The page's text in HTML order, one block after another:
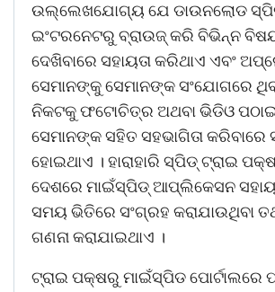
ଉଲ୍ଲେଖଯୋଗ୍ୟ ଯେ ଡାଉନଲୋଡ
ଇଂଟରନେଟରୁ ବ୍ରାଉଜ୍ କରି ବିଭିନ୍ନ
ଦେଖିବାରେ ସହାୟତା କରିଥାଏ ଏବଂ
ସେମାନଙ୍କୁ ସେମାନଙ୍କ ସଂଯୋଗରେ
ନିକଟକୁ ଫଟୋଚିତ୍ର ଅଥବା ଭିଡିଓ
ସେମାନଙ୍କ ସହିତ ସହଭାଗିତା କରିବାରେ
ହୋଇଥାଏ । ହାରାହାରି ସ୍ପିଡ୍ ଟ୍ରାଇ
ଦେଶରେ ମାଇଁସ୍ପିଡ୍ ଆପ୍ଲିକେସନ
ସମୟ ଭିତିରେ ସଂଗ୍ରହ କରାଯାଉଥିବା
ଗଣନା କରାଯାଇଥାଏ ।
ଟ୍ରାଇ ପକ୍ଷରୁ ମାଇଁସ୍ପିଡ ପୋର୍ଟାଲରେ